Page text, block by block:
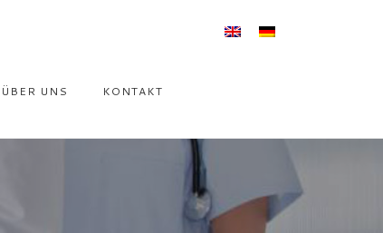
ÜBER UNS KONTAKT